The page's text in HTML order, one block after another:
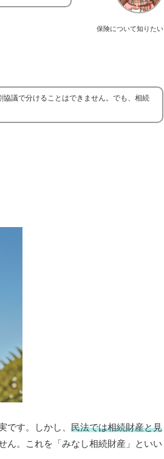
保険について知りたい
議で分けることはできません。でも、相続
す。しかし、 民法では相続財産と見
ん。これを「みなし相続財産」といい